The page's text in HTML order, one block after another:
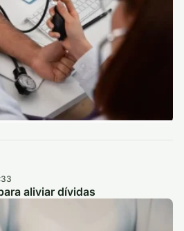
aliviar dívidas